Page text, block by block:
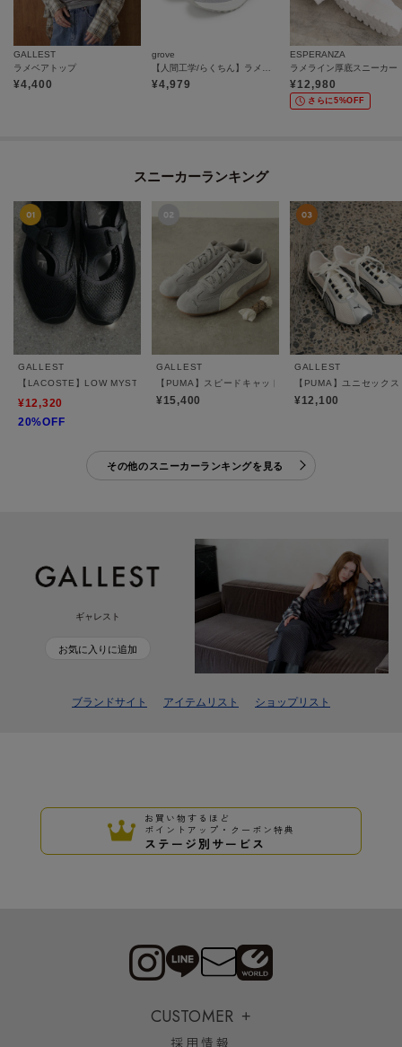
GALLEST
ラメベアトップ
¥4,400
grove
¥4,979
ESPERANZA
ラメライン厚底スニーカー
¥12,980
さらに5%OFF
スニーカーランキング
GALLEST
【LACOSTE】LOW MYSTERE
¥12,320
20%OFF
GALLEST
【PUMA】スピードキャット ナイロン スニーカー
¥15,400
GALLEST
【PUMA】ユニセック
¥12,100
その他のスニーカーランキングを見る
ギャレスト
お気に入りに追加
ブランドサイト アイテムリスト ショップリスト
お買い物するほど
ポイントアップ・クーポン特典
ステージ別サービス
CUSTOMER
採用情報